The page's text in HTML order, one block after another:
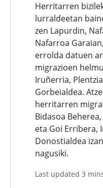
Herritarren
lurraldeetan
zen Lapurdin,
Nafarroa
errolda datuen
migrazioen
Iruñerria,
Gorbeialdea.
herritarren
Bidasoa
eta Goi Erribera,
Donostialdea
nagusiki.
Last updated 3